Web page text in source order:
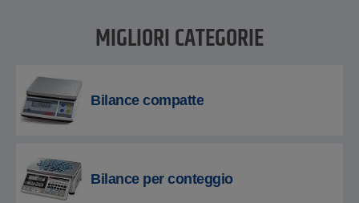
MIGLIORI CATEGORIE
Bilance compatte
Bilance per conteggio